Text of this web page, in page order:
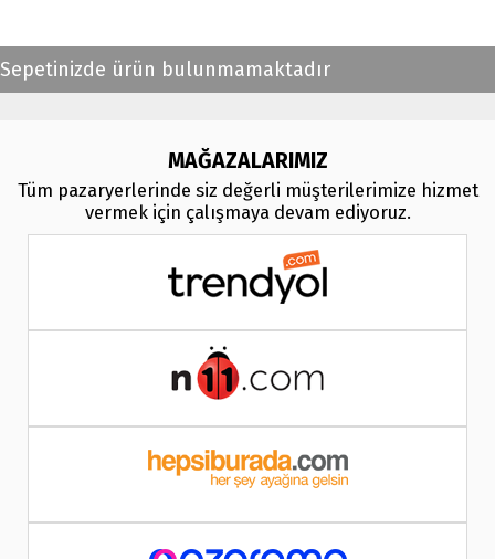
Sepetinizde ürün bulunmamaktadır
MAĞAZALARIMIZ
Tüm pazaryerlerinde siz değerli müşterilerimize hizmet
vermek için çalışmaya devam ediyoruz.